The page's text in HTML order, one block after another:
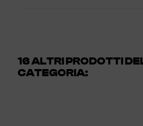
16 ALTRI PRODOTTI
CATEGORIA: